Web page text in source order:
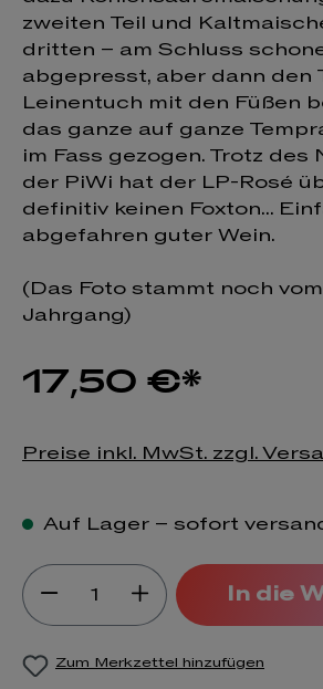
zweiten Teil und
dritten – am Schluss
abgepresst, aber dann den
Leinentuch mit den Füßen
das ganze auf ganze
im Fass gezogen. Trotz des
der PiWi hat der LP-Rosé
definitiv keinen Foxton...
abgefahren guter Wein.
(Das Foto stammt noch
Jahrgang)
17,50 €*
Preise inkl. MwSt. zzgl.
Auf Lager – sofort
Produkt Anzahl: Gib
In die
Zum Merkzettel hinzufügen